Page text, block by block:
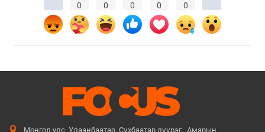
0 0 0 0 0
Монгол улс. Улаанбаатар. Сүхбаатар дүүрэг. Амарын